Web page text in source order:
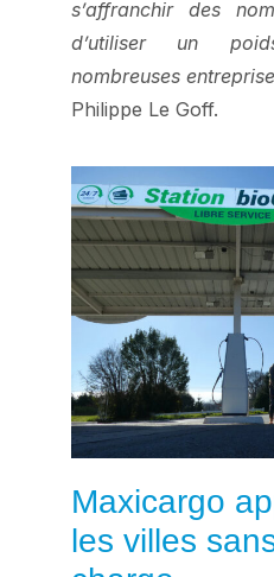
s’affranchir des
d’utiliser un
nombreuses
Philippe Le Goff.
Maxicargo
les villes